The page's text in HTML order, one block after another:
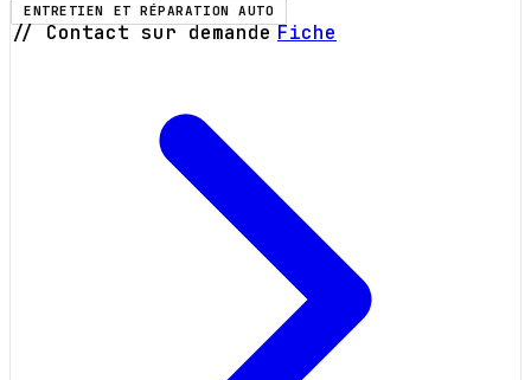
ENTRETIEN ET RÉPARATION AUTO
// Contact sur demande Fiche